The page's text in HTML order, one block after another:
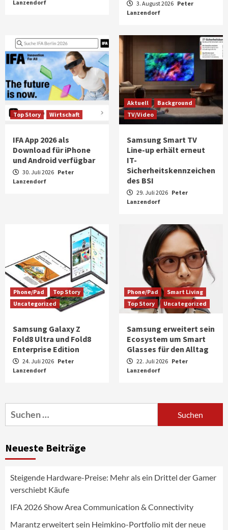
Lanzendorf 3. August 2026 Peter
Lanzendorf
Top Story Wirtschaft
IFA App 2026 als
Download für iPhone
und Android verfügbar
30. Juli 2026 Peter
Lanzendorf
Aktuell
Background
TV/Video
Samsung Smart TV
Line-up erhält erneut
IT-
Sicherheitskennzeichen
des BSI
29. Juli 2026 Peter
Lanzendorf
Phone/Pad
Top Story
Uncategorized
Samsung Galaxy Z
Fold8 Ultra und Fold8
Enterprise Edition
24. Juli 2026 Peter
Lanzendorf
Phone/Pad
Smart Living
Top Story
Uncategorized
Samsung erweitert sein
Ecosystem um Smart
Glasses für den Alltag
22. Juli 2026 Peter
Lanzendorf
Suchen
nach:
Neueste Beiträge
Steigende Hardware-Preise: Mehr als ein Drittel der Gamer
verschiebt Käufe
IFA 2026 Show Area Communication & Connectivity
Marantz erweitert sein Heimkino-Portfolio mit der neue
4
News aus dem Internet
Fernsehgeräte
5
NIQ kehrt zur IFA 2026 zurück und prägt
die Branchendebatte